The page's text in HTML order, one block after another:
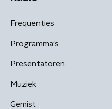
Frequenties
Programma's
Presentatoren
Muziek
Gemist